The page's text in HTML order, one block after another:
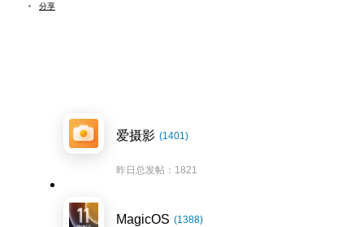
分享
爱摄影 (1401)
昨日总发帖：1821
MagicOS (1388)